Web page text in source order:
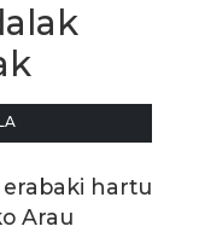
hartu
Arau